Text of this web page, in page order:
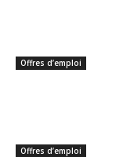
Offres d’emploi
Offres d’emploi